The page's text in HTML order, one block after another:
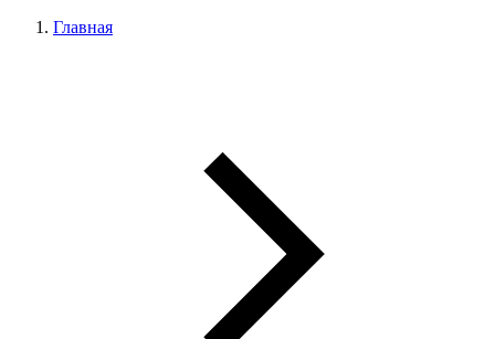
Главная